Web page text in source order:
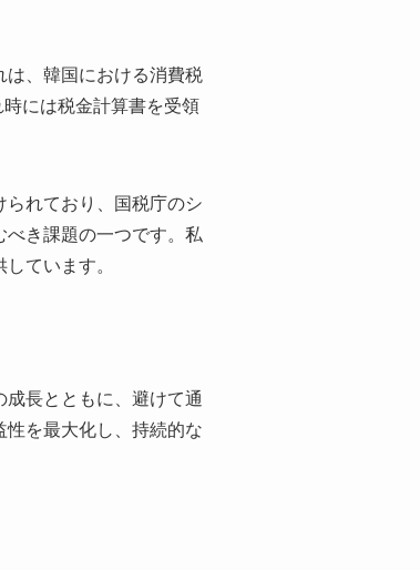
、韓国における消費税
には税金計算書を受領
れており、国税庁のシ
き課題の一つです。私
ています。
長とともに、避けて通
を最大化し、持続的な